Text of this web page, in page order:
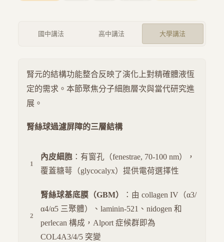
國中講法 高中講法 大學講法
腎元的結構功能整合反映了演化上對精確體液恆
定的需求。本節聚焦分子細胞層次與當代研究進
展。
腎絲球過濾屏障的三層結構
內皮細胞 ：有窗孔（fenestrae, 70-100 nm），
覆蓋糖萼（glycocalyx）提供電荷選擇性
腎絲球基底膜（GBM）
：由 collagen IV（α3/
α4/α5 三聚體）、laminin-521、nidogen 和
perlecan 構成，Alport 症候群即為
COL4A3/4/5 突變